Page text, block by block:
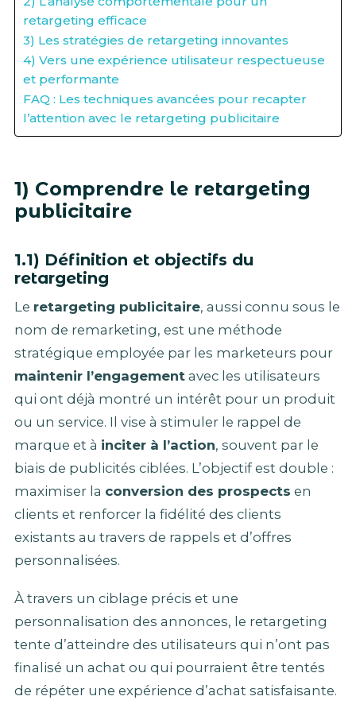
retargeting efficace
3) Les stratégies de retargeting innovantes
4) Vers une expérience utilisateur respectueuse
et performante
FAQ : Les techniques avancées pour recapter
l’attention avec le retargeting publicitaire
1) Comprendre le retargeting
publicitaire
1.1) Définition et objectifs du
retargeting
Le retargeting publicitaire, aussi connu sous le
nom de remarketing, est une méthode
stratégique employée par les marketeurs pour
maintenir l’engagement avec les utilisateurs
qui ont déjà montré un intérêt pour un produit
ou un service. Il vise à stimuler le rappel de
marque et à inciter à l’action, souvent par le
biais de publicités ciblées. L’objectif est double :
maximiser la conversion des prospects en
clients et renforcer la fidélité des clients
existants au travers de rappels et d’offres
personnalisées.
À travers un ciblage précis et une
personnalisation des annonces, le retargeting
tente d’atteindre des utilisateurs qui n’ont pas
finalisé un achat ou qui pourraient être tentés
de répéter une expérience d’achat satisfaisante.